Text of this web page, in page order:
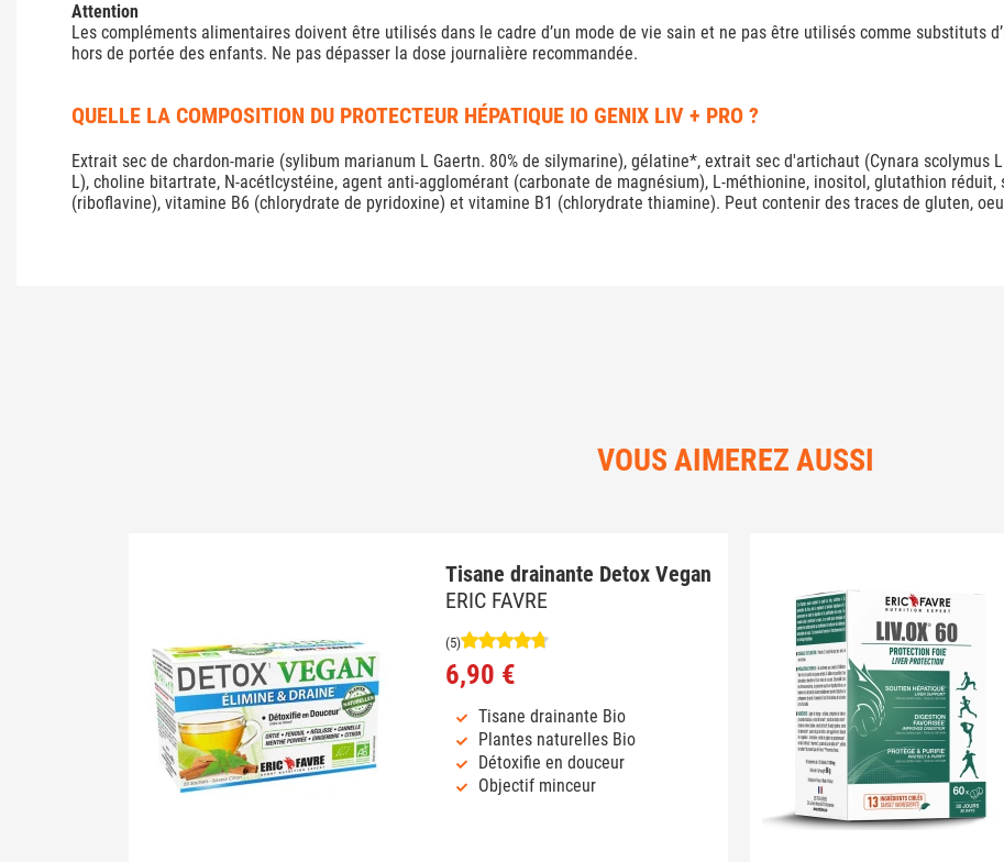
Attention
Les compléments alimentaires doivent être utilisés dans le cadre d’un mode de vie sain et ne pas être utilisés comme substituts
hors de portée des enfants. Ne pas dépasser la dose journalière recommandée.
QUELLE LA COMPOSITION DU PROTECTEUR HÉPATIQUE IO GENIX LIV + PRO ?
Extrait sec de chardon-marie (sylibum marianum L Gaertn. 80% de silymarine), gélatine*, extrait sec d'artichaut (Cynara scolymus
L), choline bitartrate, N-acétlcystéine, agent anti-agglomérant (carbonate de magnésium), L-méthionine, inositol, glutathion
(riboflavine), vitamine B6 (chlorydrate de pyridoxine) et vitamine B1 (chlorydrate thiamine). Peut contenir des traces de gluten,
VOUS AIMEREZ AUSSI
Tisane drainante Detox Vegan
ERIC FAVRE
(5)
6,90 €
Tisane drainante Bio
Plantes naturelles Bio
Détoxifie en douceur
Objectif minceur